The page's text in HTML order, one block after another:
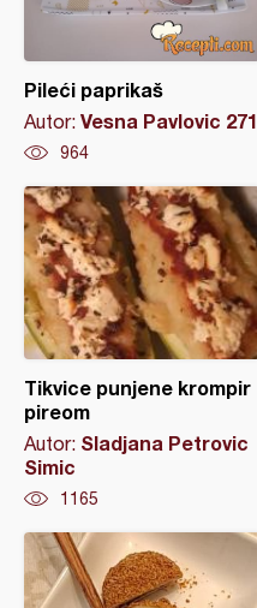
Pileći paprikaš
Autor: Vesna Pavlovic 271
964
Tikvice punjene krompir
pireom
Autor: Sladjana Petrovic
Simic
1165